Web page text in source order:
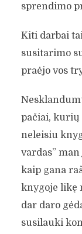
sprendimo
Kiti darbai
susitarimo
praėjo vos
pačiai, kurių
neleisiu
vardas”
kaip gana
knygoje likę
dar daro
susilauki